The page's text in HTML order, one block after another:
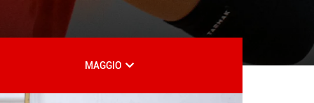
MAGGIO